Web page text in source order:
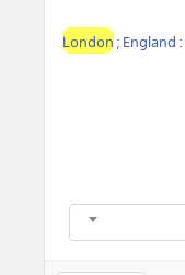
London; England: